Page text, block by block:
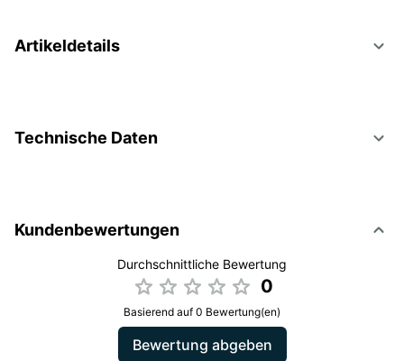
Artikeldetails
Technische Daten
Kundenbewertungen
Durchschnittliche Bewertung
0
Basierend auf 0 Bewertung(en)
Bewertung abgeben